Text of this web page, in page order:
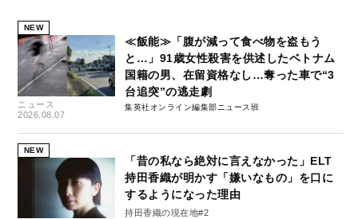
NEW
ニュース
2026.08.07
≪飯能≫「腹が減って食べ物を盗もう
と…」91歳女性殺害を供述したベトナム
国籍の男、在留資格なし…奪った車で“3
台追突”の逃走劇
集英社オンライン編集部ニュース班
NEW
「昔の私なら絶対に言えなかった」ELT
持田香織が明かす「嫌いなもの」を口に
するようになった理由
持田香織の現在地#2